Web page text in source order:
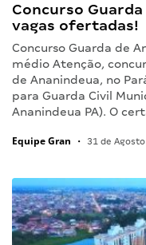
Concurso
vagas ofertadas!
Concurso Guarda de
médio Atenção,
de Ananindeua, no
para Guarda Civil
Ananindeua PA). O
Equipe Gran • 31 de